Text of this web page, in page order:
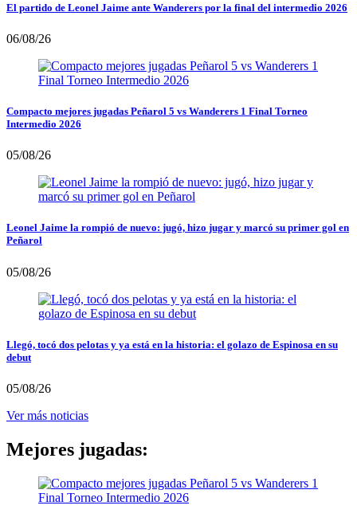
El partido de Leonel Jaime ante Wanderers por la final del intermedio 2026
06/08/26
Compacto mejores jugadas Peñarol 5 vs Wanderers 1 Final Torneo
Intermedio 2026
05/08/26
Leonel Jaime la rompió de nuevo: jugó, hizo jugar y marcó su primer gol en
Peñarol
05/08/26
Llegó, tocó dos pelotas y ya está en la historia: el golazo de Espinosa en su
debut
05/08/26
Ver más noticias
Mejores jugadas: